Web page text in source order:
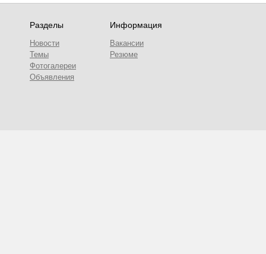
Разделы
Новости
Темы
Фотогалереи
Объявления
Информация
Вакансии
Резюме